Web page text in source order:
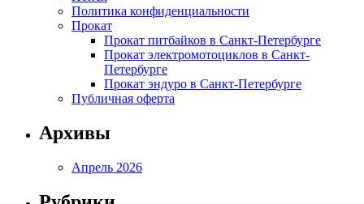
Политика конфиденциальности
Прокат
Прокат питбайков в Санкт-Петербурге
Прокат электромотоциклов в Санкт-
Петербурге
Прокат эндуро в Санкт-Петербурге
Публичная оферта
Архивы
Апрель 2026